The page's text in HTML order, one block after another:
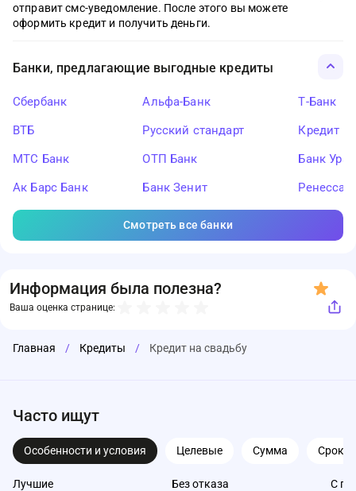
отправит смс-уведомление. После этого вы можете
оформить кредит и получить деньги.
Банки, предлагающие выгодные кредиты
Сбербанк
ВТБ
МТС Банк
Ак Барс Банк
Альфа-Банк
Русский стандарт
ОТП Банк
Банк Зенит
Т-Банк
Кредит
Банк
Смотреть все банки
Информация была полезна?
Ваша оценка странице:
Главная / Кредиты / Кредит на свадьбу
Часто ищут
Особенности и условия Целевые Сумма Срок
Лучшие
Без отказа
С